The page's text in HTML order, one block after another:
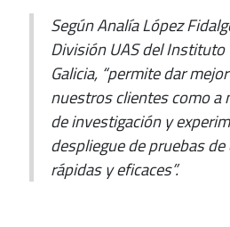
Según Analía López
División UAS del Instituto
Galicia, “permite dar
nuestros clientes como a
de investigación y
despliegue de pruebas
rápidas y eficaces”.